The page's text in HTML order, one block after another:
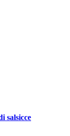
salsicce